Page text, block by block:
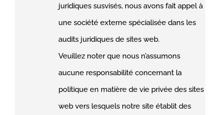
juridiques susvisés, nous avons fait appel à
une société externe spécialisée dans les
audits juridiques de sites web.
Veuillez noter que nous n’assumons
aucune responsabilité concernant la
politique en matière de vie privée des sites
web vers lesquels notre site établit des